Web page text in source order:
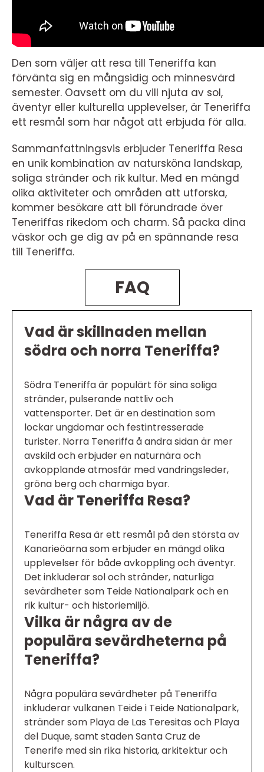
Den som väljer att resa till Teneriffa kan
förvänta sig en mångsidig och minnesvärd
semester. Oavsett om du vill njuta av sol,
äventyr eller kulturella upplevelser, är Teneriffa
ett resmål som har något att erbjuda för alla.
Sammanfattningsvis erbjuder Teneriffa Resa
en unik kombination av natursköna landskap,
soliga stränder och rik kultur. Med en mängd
olika aktiviteter och områden att utforska,
kommer besökare att bli förundrade över
Teneriffas rikedom och charm. Så packa dina
väskor och ge dig av på en spännande resa
till Teneriffa.
FAQ
Vad är skillnaden mellan
södra och norra Teneriffa?
Södra Teneriffa är populärt för sina soliga
stränder, pulserande nattliv och
vattensporter. Det är en destination som
lockar ungdomar och festintresserade
turister. Norra Teneriffa å andra sidan är mer
avskild och erbjuder en naturnära och
avkopplande atmosfär med vandringsleder,
gröna berg och charmiga byar.
Vad är Teneriffa Resa?
Teneriffa Resa är ett resmål på den största av
Kanarieöarna som erbjuder en mängd olika
upplevelser för både avkoppling och äventyr.
Det inkluderar sol och stränder, naturliga
sevärdheter som Teide Nationalpark och en
rik kultur- och historiemiljö.
Vilka är några av de
populära sevärdheterna på
Teneriffa?
Några populära sevärdheter på Teneriffa
inkluderar vulkanen Teide i Teide Nationalpark,
stränder som Playa de Las Teresitas och Playa
del Duque, samt staden Santa Cruz de
Tenerife med sin rika historia, arkitektur och
kulturscen.